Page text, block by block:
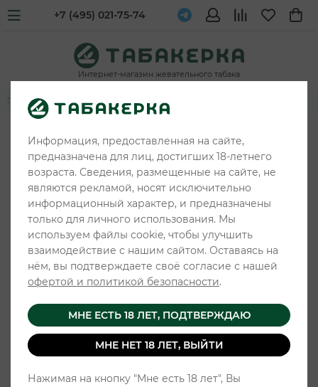
Интернет-магазин жевательного табака
+7 (495) 021-75-74
Главная Жевательные табаки и снюс
Информация, предоставленная на сайте,
предназначена для лиц, достигших 18-летнего
возраста. Сведения, размещенные на сайте, не
являются рекламой, носят исключительно
информационный характер, и предназначены
только для личного использования. Мы
используем файлы cookie, чтобы улучшить
взаимодействие с нашим сайтом. Оставаясь на
нём, вы подтверждаете своё согласие с нашей
офертой и политикой безопасности.
МНЕ ЕСТЬ 18 ЛЕТ, ПОДТВЕРЖДАЮ
МНЕ НЕТ 18 ЛЕТ, ВЫЙТИ
Нажимая на кнопку "Мне есть 18 лет", Вы